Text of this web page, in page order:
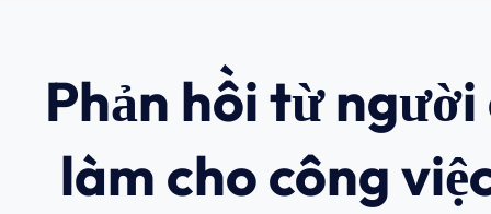
Phản hồi từ
làm cho công